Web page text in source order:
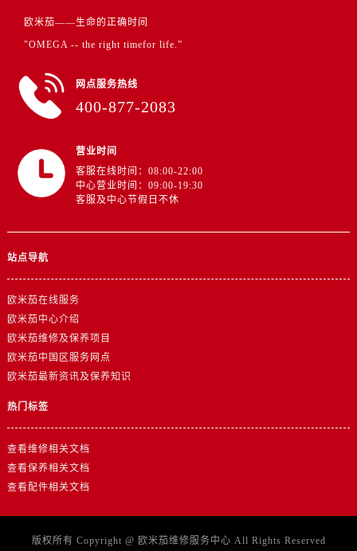
欧米茄——生命的正确时间
"OMEGA -- the right timefor life.”
网点服务热线
400-877-2083
营业时间
客服在线时间：08:00-22:00
中心营业时间：09:00-19:30
客服及中心节假日不休
站点导航
欧米茄在线服务
欧米茄中心介绍
欧米茄维修及保养项目
欧米茄中国区服务网点
欧米茄最新资讯及保养知识
热门标签
查看维修相关文档
查看保养相关文档
查看配件相关文档
版权所有 Copyright @ 欧米茄维修服务中心 All Rights Reserved